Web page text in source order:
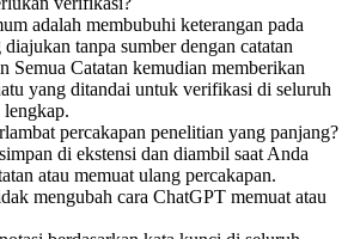
adalah membubuhi keterangan pada
tanpa sumber dengan catatan
Semua Catatan kemudian memberikan
yang ditandai untuk verifikasi di seluruh
percakapan penelitian yang panjang?
di ekstensi dan diambil saat Anda
atau memuat ulang percakapan.
mengubah cara ChatGPT memuat atau